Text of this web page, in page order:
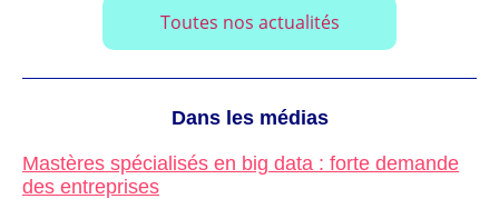
Toutes nos actualités
Dans les médias
Mastères spécialisés en big data : forte demande
des entreprises